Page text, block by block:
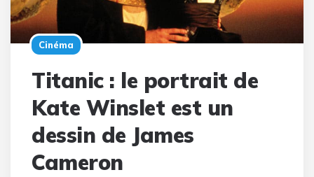
Cinéma
Titanic : le portrait de
Kate Winslet est un
dessin de James
Cameron